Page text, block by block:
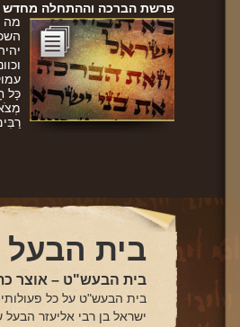
פרשת הברכה וההתחלה מחדש
מה
כָּל
בית
בית הבעש"ט – אוצר
בית הבעש"ט על כל
ישראל בן רבי אליעזר